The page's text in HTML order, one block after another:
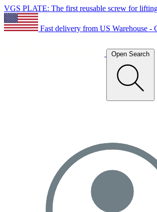
VGS PLATE: The first reusable screw for
Fast delivery from US Warehouse -
Open Search